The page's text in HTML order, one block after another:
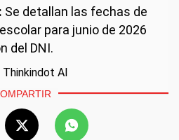
Se detallan las fechas de
para junio de 2026
del DNI.
Thinkindot AI